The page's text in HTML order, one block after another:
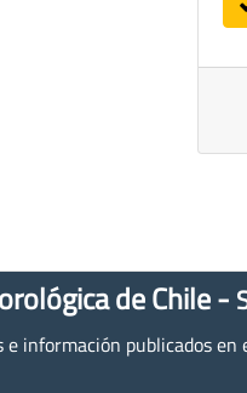
de Chile -
e información publicados